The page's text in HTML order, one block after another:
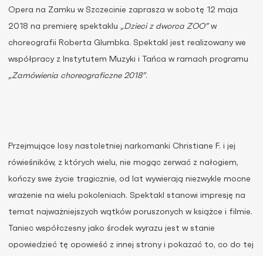
Opera na Zamku w Szczecinie zaprasza w sobotę 12 maja
2018 na premierę spektaklu „Dzieci z dworca ZOO”w
choreografii Roberta Glumbka. Spektakl jest realizowany we
współpracy z Instytutem Muzyki i Tańca w ramach programu
„Zamówienia choreograficzne 2018”.
Przejmujące losy nastoletniej narkomanki Christiane F. i jej
rówieśników, z których wielu, nie mogąc zerwać z nałogiem,
kończy swe życie tragicznie, od lat wywierają niezwykle mocne
wrażenie na wielu pokoleniach. Spektakl stanowi impresję na
temat najważniejszych wątków poruszonych w książce i filmie.
Taniec współczesny jako środek wyrazu jest w stanie
opowiedzieć tę opowieść z innej strony i pokazać to, co do tej